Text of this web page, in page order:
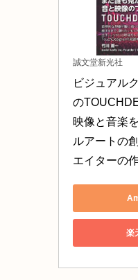
誠文堂新光社
ビジュアル
の
映像と音楽
ルアートの
エイターの
楽